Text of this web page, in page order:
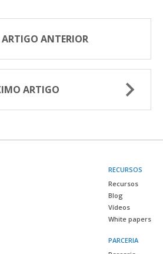
ARTIGO ANTERIOR
ARTIGO
RECURSOS
Recursos
Blog
Vídeos
White papers
PARCERIA